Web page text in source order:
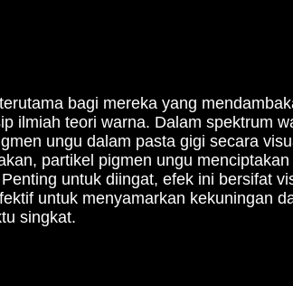
bagi mereka yang
ilmiah teori warna. Dalam spektrum
ungu dalam pasta gigi secara
partikel pigmen ungu
untuk diingat, efek ini bersifat
untuk menyamarkan kekuningan
singkat.